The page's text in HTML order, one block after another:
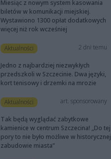
Miesiąc z nowym system kasowania
biletów w komunikacji miejskiej.
Wystawiono 1300 opłat dodatkowych
więcej niż rok wcześniej
Aktualności 2 dni temu
Jedno z najbardziej niezwykłych
przedszkoli w Szczecinie. Dwa języki,
kort tenisowy i drzemki na mrozie
Aktualności art. sponsorowany
Tak będą wyglądać zabytkowe
kamienice w centrum Szczecina! „Do tej
pory to nie było możliwe w historycznej
zabudowie miasta”